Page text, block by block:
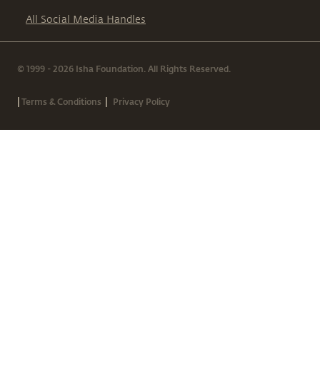
All Social Media Handles
© 1999 - 2026 Isha Foundation. All Rights Reserved.
|Terms & Conditions | Privacy Policy